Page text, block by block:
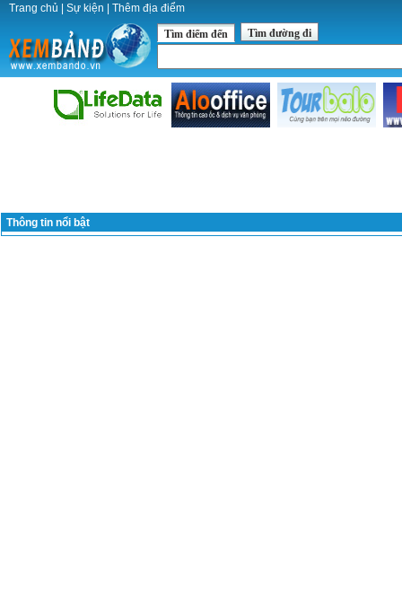
Trang chủ Sự kiện Thêm địa điểm
Tìm điểm đến Tìm đường đi
Thông tin nổi bật